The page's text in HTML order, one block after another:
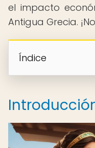
el impacto
Antigua Grecia.
Índice